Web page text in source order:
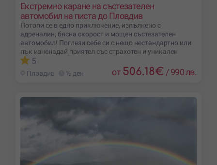
Екстремно каране на състезателен
автомобил на писта до Пловдив
Потопи се в едно приключение, изпълнено с
адреналин, бясна скорост и мощен състезателен
автомобил! Поглези себе си с нещо нестандартно или
пък изненадай приятел със страхотен и уникален
5
Пловдив ½ ден от 506.18€ /990 лв.